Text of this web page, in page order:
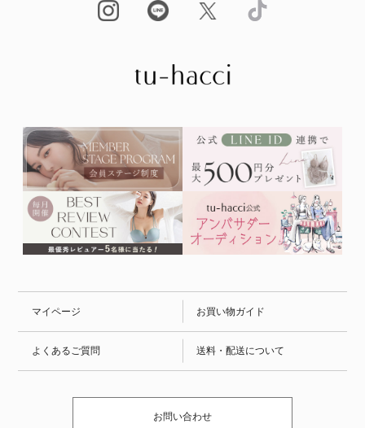
マイページ お買い物ガイド
よくあるご質問 送料・配送について
お問い合わせ